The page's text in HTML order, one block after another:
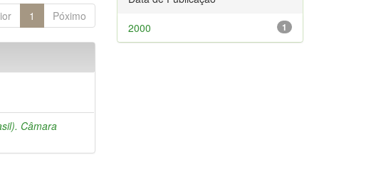
1 Póximo
Câmara
1
2000